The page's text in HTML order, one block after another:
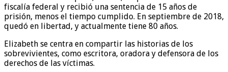
fiscalía federal y recibió una sentencia de 15 años de
prisión, menos el tiempo cumplido. En septiembre de 2018,
quedó en libertad, y actualmente tiene 80 años.
Elizabeth se centra en compartir las historias de los
sobrevivientes, como escritora, oradora y defensora de los
derechos de las víctimas.